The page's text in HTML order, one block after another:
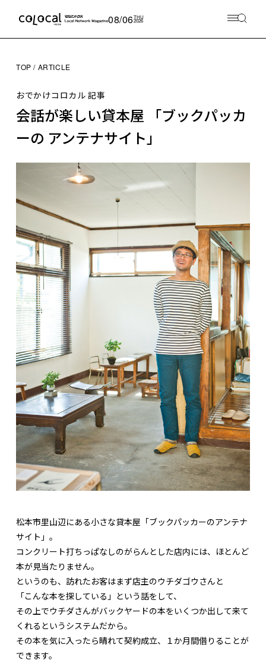
08/06THU
2026
TOP ARTICLE
おでかけコロカル 記事
会話が楽しい貸本屋 「ブックパッカ
ーの アンテナサイト」
松本市里山辺にある小さな貸本屋「ブックパッカーのアンテナ
サイト」。
コンクリート打ちっぱなしのがらんとした店内には、ほとんど
本が見当たりません。
というのも、訪れたお客はまず店主のウチダゴウさんと
「こんな本を探している」という話をして、
その上でウチダさんがバックヤードの本をいくつか出して来て
くれるというシステムだから。
その本を気に入ったら晴れて契約成立、１か月間借りることが
できます。